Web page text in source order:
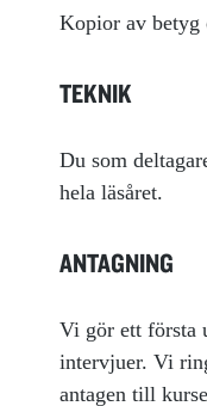
Kopior av betyg
TEKNIK
Du som
hela läsåret.
ANTAGNING
Vi gör ett första
intervjuer. Vi
antagen till